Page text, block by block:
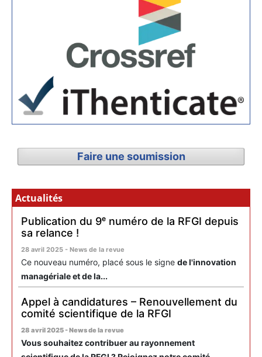
Faire une soumission
Actualités
Publication du 9ᵉ numéro de la RFGI depuis
sa relance !
28 avril 2025 - News de la revue
Ce nouveau numéro, placé sous le signe de l'innovation
managériale et de la...
Appel à candidatures – Renouvellement du
comité scientifique de la RFGI
28 avril 2025 - News de la revue
Vous souhaitez contribuer au rayonnement